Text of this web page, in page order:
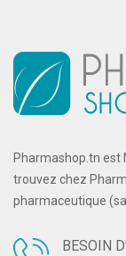
Pharmashop.tn est
trouvez chez
pharmaceutique
BESOIN